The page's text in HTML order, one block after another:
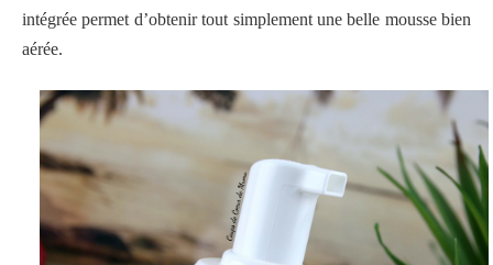
intégrée permet d’obtenir tout simplement une belle mousse bien
aérée.